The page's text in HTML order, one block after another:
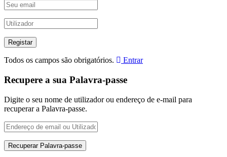
Todos os campos são obrigatórios. Entrar
Recupere a sua Palavra-passe
Digite o seu nome de utilizador ou endereço de e-mail para
recuperar a Palavra-passe.